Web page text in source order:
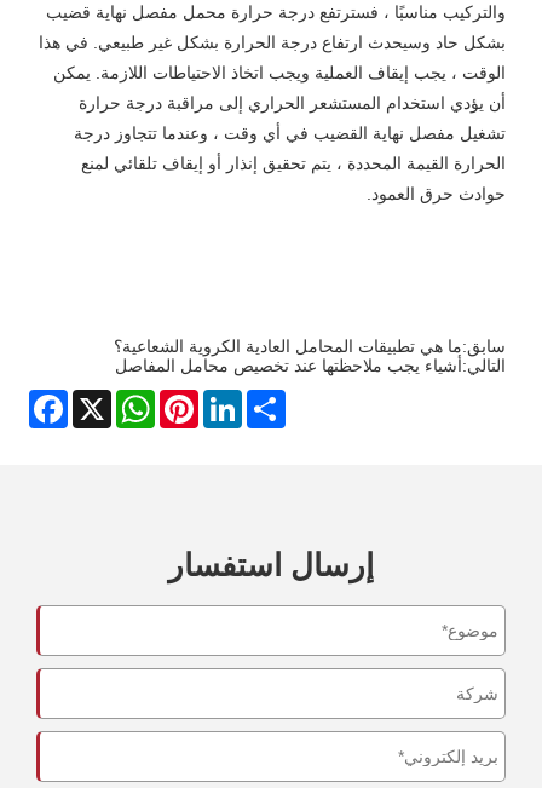
والتركيب مناسبًا ، فسترتفع درجة حرارة محمل مفصل نهاية قضيب
بشكل حاد وسيحدث ارتفاع درجة الحرارة بشكل غير طبيعي. في هذا
الوقت ، يجب إيقاف العملية ويجب اتخاذ الاحتياطات اللازمة. يمكن
أن يؤدي استخدام المستشعر الحراري إلى مراقبة درجة حرارة
تشغيل مفصل نهاية القضيب في أي وقت ، وعندما تتجاوز درجة
الحرارة القيمة المحددة ، يتم تحقيق إنذار أو إيقاف تلقائي لمنع
حوادث حرق العمود.
سابق:ما هي تطبيقات المحامل العادية الكروية الشعاعية؟
التالي:أشياء يجب ملاحظتها عند تخصيص محامل المفاصل
X
WhatsAppPinterestLinkedInShare
إرسال استفسار